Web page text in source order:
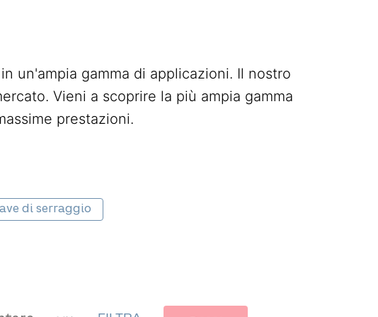
un'ampia gamma di applicazioni. Il nostro
Vieni a scoprire la più ampia gamma
prestazioni.
di serraggio